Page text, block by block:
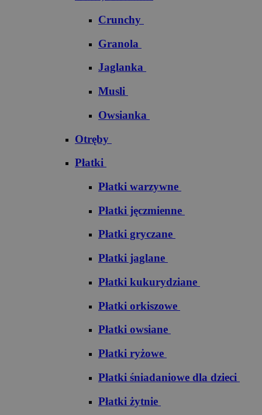
Crunchy
Granola
Jaglanka
Musli
Owsianka
Otręby
Płatki
Płatki warzywne
Płatki jęczmienne
Płatki gryczane
Płatki jaglane
Płatki kukurydziane
Płatki orkiszowe
Płatki owsiane
Płatki ryżowe
Płatki śniadaniowe dla dzieci
Płatki żytnie